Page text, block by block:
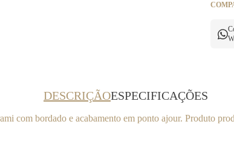
DESCRIÇÃOESPECIFICAÇÕES
com bordado e acabamento em ponto ajour. Produto